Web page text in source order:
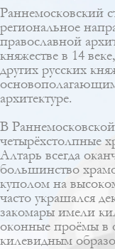
Раннемосковский
региональное
православной
княжестве в 14
других русских
архитектуре.
В
четырёхстолпные
Алтарь всегда
большинство
куполом на
часто украшался
закомары имели
оконные проёмы в
килевидным